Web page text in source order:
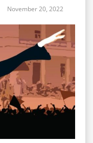
November 20, 2022